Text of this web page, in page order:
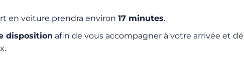
en voiture prendra environ 17 minutes.
disposition afin de vous accompagner à votre arrivée et